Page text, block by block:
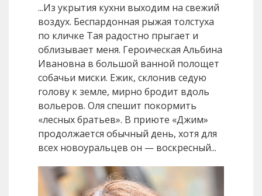
...Из укрытия кухни выходим на свежий
воздух. Беспардонная рыжая толстуха
по кличке Тая радостно прыгает и
облизывает меня. Героическая Альбина
Ивановна в большой ванной полощет
собачьи миски. Ежик, склонив седую
голову к земле, мирно бродит вдоль
вольеров. Оля спешит покормить
«лесных братьев». В приюте «Джим»
продолжается обычный день, хотя для
всех новоуральцев он — воскресный...